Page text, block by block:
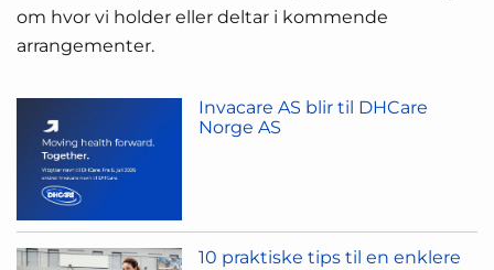
om hvor vi holder eller deltar i kommende
arrangementer.
Invacare AS blir til DHCare
Norge AS
10 praktiske tips til en enklere